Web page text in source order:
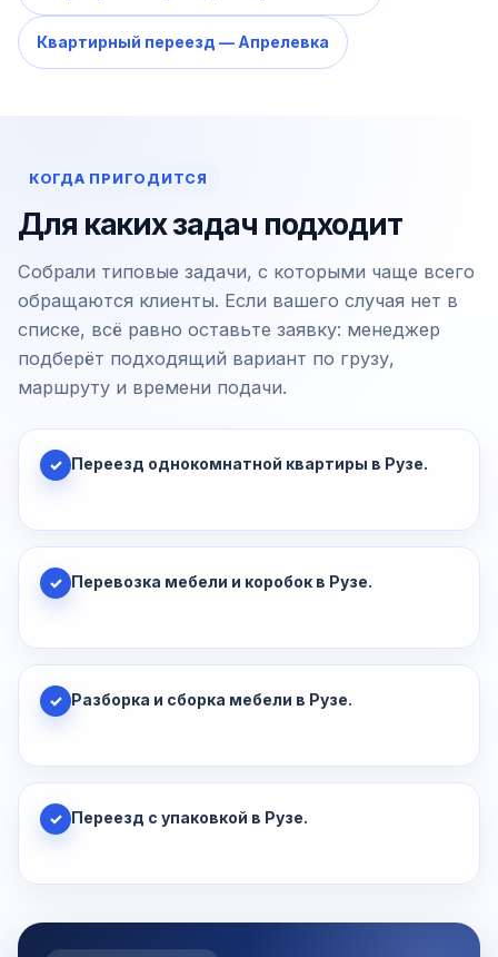
Квартирный переезд — Апрелевка
КОГДА ПРИГОДИТСЯ
Для каких задач подходит
Собрали типовые задачи, с которыми чаще всего
обращаются клиенты. Если вашего случая нет в
списке, всё равно оставьте заявку: менеджер
подберёт подходящий вариант по грузу,
маршруту и времени подачи.
✓ Переезд однокомнатной квартиры в Рузе.
✓ Перевозка мебели и коробок в Рузе.
✓ Разборка и сборка мебели в Рузе.
✓ Переезд с упаковкой в Рузе.